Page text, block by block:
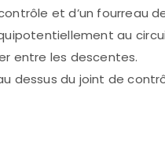
et d’un fourreau
au
entre les descentes.
dessus du joint de